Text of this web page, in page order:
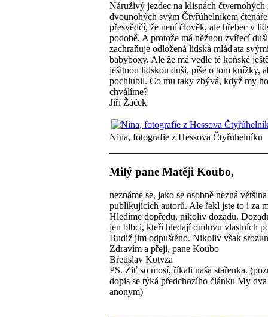
Náruživý jezdec na klisnách čtvernohých
dvounohých svým Čtyřúhelníkem
přesvědčí, že není člověk, ale hřebec v
podobě. A protože má něžnou zvířecí
zachraňuje odložená lidská mláďata
babyboxy. Ale že má vedle té koňské
ješitnou lidskou duši, píše o tom knížky,
pochlubil. Co mu taky zbývá, když my
chválíme?
Jiří Žáček
Nina, fotografie z Hessova Čtyřúhelníku
Milý pane Matěji Koubo,
neznáme se, jako se osobně nezná
publikujících autorů. Ale řekl jste to i za
Hledíme dopředu, nikoliv dozadu.
jen blbci, kteří hledají omluvu vlastních
Budiž jim odpuštěno. Nikoliv však
Zdravím a přeji, pane Koubo
Břetislav Kotyza
PS. Žiť so mosí, říkali naša stařenka.
dopis se týká předchozího článku My
anonym)